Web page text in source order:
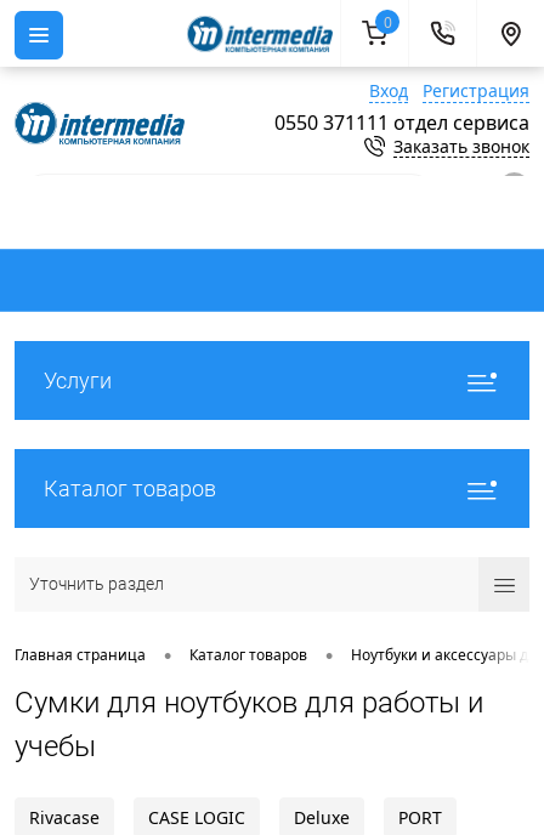
Вход Регистрация
0550 371111 отдел сервиса
Заказать звонок
Услуги
Каталог товаров
Уточнить раздел
Главная страница • Каталог товаров • Ноутбуки и аксессуары
Сумки для ноутбуков для работы и
учебы
Rivacase CASE LOGIC Deluxe PORT
0